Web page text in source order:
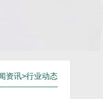
资讯>行业动态